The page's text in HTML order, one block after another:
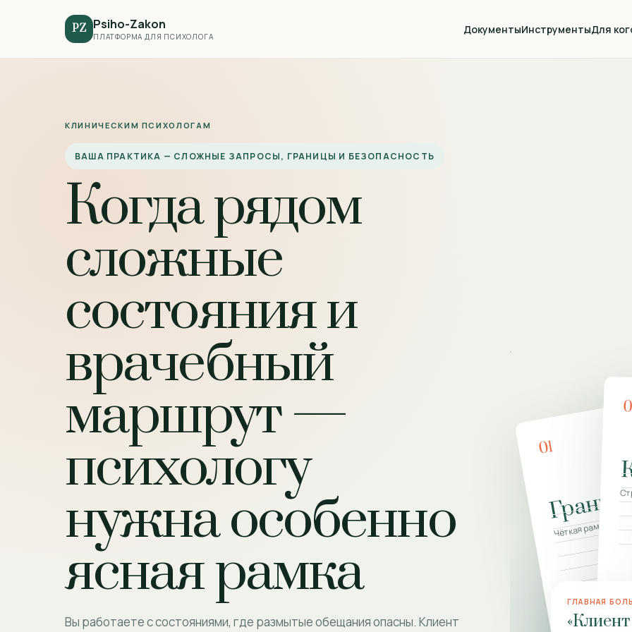
PZ Psiho-Zakon
ПЛАТФОРМА ДЛЯ ПСИХОЛОГА
ДокументыИнструментыДля
КЛИНИЧЕСКИМ ПСИХОЛОГАМ
ВАША ПРАКТИКА — СЛОЖНЫЕ ЗАПРОСЫ, ГРАНИЦЫ И БЕЗОПАСНОСТЬ
Когда рядом
сложные
состояния и
врачебный
маршрут —
психологу
нужна особенно
ясная рамка
Вы работаете с состояниями, где размытые обещания опасны. Клиент
01
Чёткая рамка
ГЛАВНАЯ БОЛЬ